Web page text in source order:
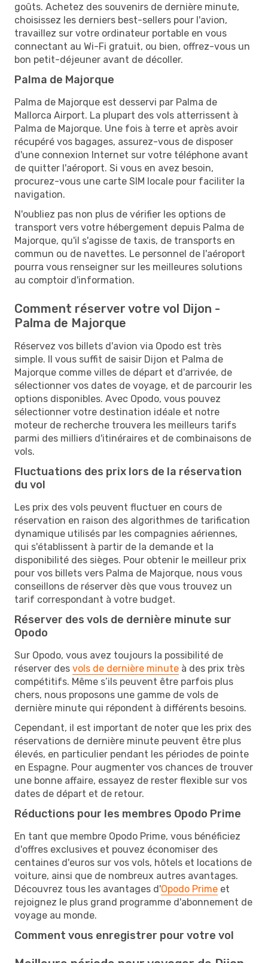
goûts. Achetez des souvenirs de dernière minute,
choisissez les derniers best-sellers pour l'avion,
travaillez sur votre ordinateur portable en vous
connectant au Wi-Fi gratuit, ou bien, offrez-vous un
bon petit-déjeuner avant de décoller.
Palma de Majorque
Palma de Majorque est desservi par Palma de
Mallorca Airport. La plupart des vols atterrissent à
Palma de Majorque. Une fois à terre et après avoir
récupéré vos bagages, assurez-vous de disposer
d'une connexion Internet sur votre téléphone avant
de quitter l'aéroport. Si vous en avez besoin,
procurez-vous une carte SIM locale pour faciliter la
navigation.
N'oubliez pas non plus de vérifier les options de
transport vers votre hébergement depuis Palma de
Majorque, qu'il s'agisse de taxis, de transports en
commun ou de navettes. Le personnel de l'aéroport
pourra vous renseigner sur les meilleures solutions
au comptoir d'information.
Comment réserver votre vol Dijon -
Palma de Majorque
Réservez vos billets d'avion via Opodo est très
simple. Il vous suffit de saisir Dijon et Palma de
Majorque comme villes de départ et d'arrivée, de
sélectionner vos dates de voyage, et de parcourir les
options disponibles. Avec Opodo, vous pouvez
sélectionner votre destination idéale et notre
moteur de recherche trouvera les meilleurs tarifs
parmi des milliers d'itinéraires et de combinaisons de
vols.
Fluctuations des prix lors de la réservation
du vol
Les prix des vols peuvent fluctuer en cours de
réservation en raison des algorithmes de tarification
dynamique utilisés par les compagnies aériennes,
qui s'établissent à partir de la demande et la
disponibilité des sièges. Pour obtenir le meilleur prix
pour vos billets vers Palma de Majorque, nous vous
conseillons de réserver dès que vous trouvez un
tarif correspondant à votre budget.
Réserver des vols de dernière minute sur
Opodo
Sur Opodo, vous avez toujours la possibilité de
réserver des vols de dernière minute à des prix très
compétitifs. Même s’ils peuvent être parfois plus
chers, nous proposons une gamme de vols de
dernière minute qui répondent à différents besoins.
Cependant, il est important de noter que les prix des
réservations de dernière minute peuvent être plus
élevés, en particulier pendant les périodes de pointe
en Espagne. Pour augmenter vos chances de trouver
une bonne affaire, essayez de rester flexible sur vos
dates de départ et de retour.
Réductions pour les membres Opodo Prime
En tant que membre Opodo Prime, vous bénéficiez
d'offres exclusives et pouvez économiser des
centaines d'euros sur vos vols, hôtels et locations de
voiture, ainsi que de nombreux autres avantages.
Découvrez tous les avantages d'Opodo Prime et
rejoignez le plus grand programme d'abonnement de
voyage au monde.
Comment vous enregistrer pour votre vol